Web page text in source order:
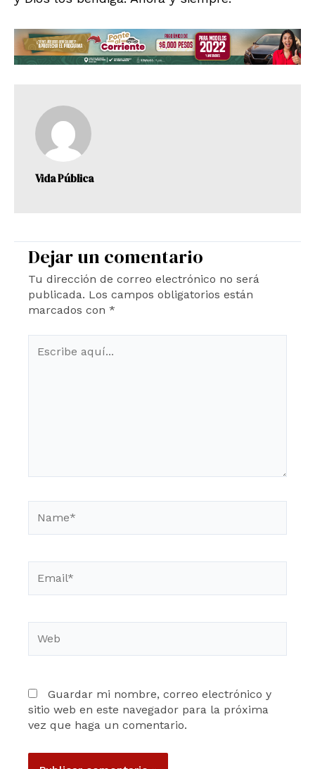
Vida Pública
Dejar un comentario
Tu dirección de correo electrónico no será
publicada. Los campos obligatorios están
marcados con *
aquí...
Guardar mi nombre, correo electrónico y
sitio web en este navegador para la próxima
vez que haga un comentario.